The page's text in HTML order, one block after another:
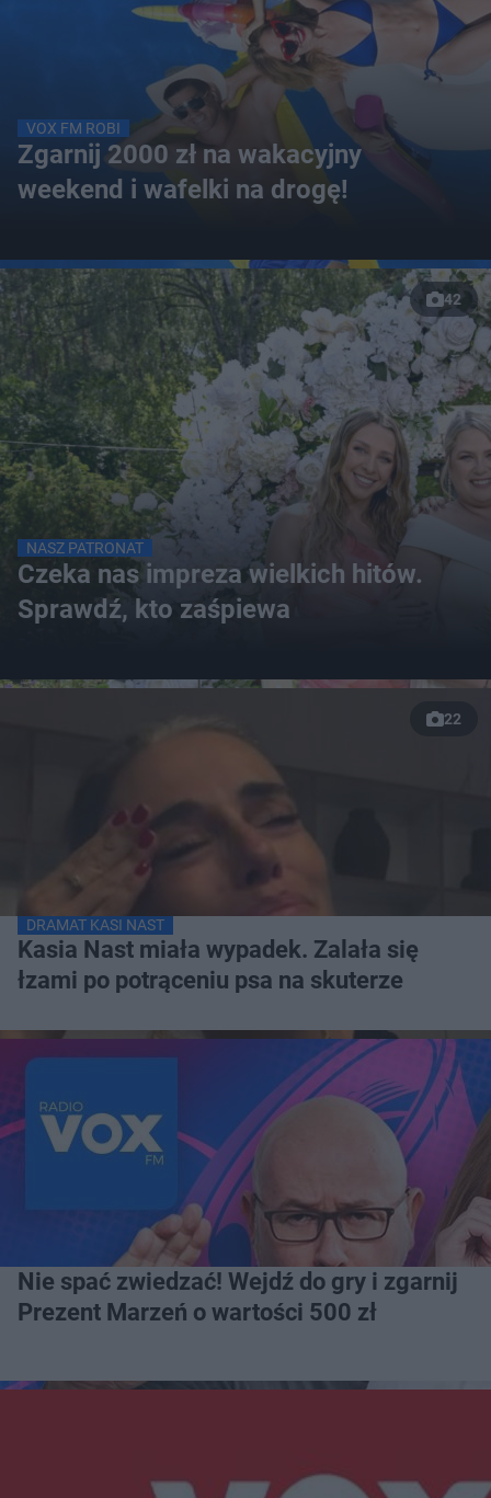
VOX FM ROBI
Zgarnij 2000 zł na wakacyjny
weekend i wafelki na drogę!
42
NASZ PATRONAT
Czeka nas impreza wielkich hitów.
Sprawdź, kto zaśpiewa
22
DRAMAT KASI NAST
Kasia Nast miała wypadek. Zalała się
łzami po potrąceniu psa na skuterze
Nie spać zwiedzać! Wejdź do gry i zgarnij
Prezent Marzeń o wartości 500 zł